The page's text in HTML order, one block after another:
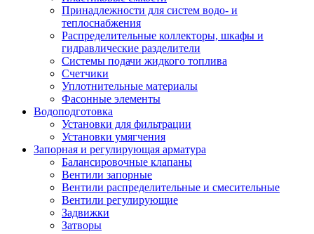
Принадлежности для систем водо- и
теплоснабжения
Распределительные коллекторы, шкафы и
гидравлические разделители
Системы подачи жидкого топлива
Счетчики
Уплотнительные материалы
Фасонные элементы
Водоподготовка
Установки для фильтрации
Установки умягчения
Запорная и регулирующая арматура
Балансировочные клапаны
Вентили запорные
Вентили распределительные и смесительные
Вентили регулирующие
Задвижки
Затворы